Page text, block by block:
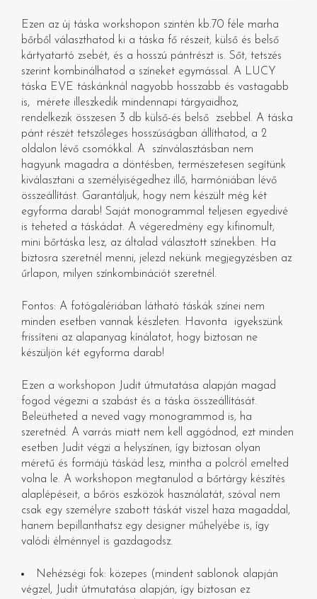
Ezen az új táska workshopon szintén kb.70 féle marha
bőrből választhatod ki a táska fő részeit, külső és belső
kártyatartó zsebét, és a hosszú pántrészt is. Sőt, tetszés
szerint kombinálhatod a színeket egymással. A LUCY
táska EVE táskánknál nagyobb hosszabb és vastagabb
is, mérete illeszkedik mindennapi tárgyaidhoz,
rendelkezik összesen 3 db külső-és belső zsebbel. A táska
pánt részét tetszőleges hosszúságban állíthatod, a 2
oldalon lévő csomókkal. A színválasztásban nem
hagyunk magadra a döntésben, természetesen segítünk
kiválasztani a személyiségedhez illő, harmóniában lévő
összeállítást. Garantáljuk, hogy nem készült még két
egyforma darab! Saját monogrammal teljesen egyedivé
is teheted a táskádat. A végeredmény egy kifinomult,
mini bőrtáska lesz, az általad választott színekben. Ha
biztosra szeretnél menni, jelezd nekünk megjegyzésben az
űrlapon, milyen színkombinációt szeretnél.
Fontos: A fotógalériában látható táskák színei nem
minden esetben vannak készleten. Havonta igyekszünk
frissíteni az alapanyag kínálatot, hogy biztosan ne
készüljön két egyforma darab!
Ezen a workshopon Judit útmutatása alapján magad
fogod végezni a szabást és a táska összeállítását.
Beleütheted a neved vagy monogrammod is, ha
szeretnéd. A varrás miatt nem kell aggódnod, ezt minden
esetben Judit végzi a helyszínen, így biztosan olyan
méretű és formájú táskád lesz, mintha a polcról emelted
volna le. A workshopon megtanulod a bőrtárgy készítés
alaplépéseit, a bőrös eszközök használatát, szóval nem
csak egy személyre szabott táskát viszel haza magaddal,
hanem bepillanthatsz egy designer műhelyébe is, így
valódi élménnyel is gazdagodsz.
Nehézségi fok: közepes (mindent sablonok alapján
végzel, Judit útmutatása alapján, így biztosan ez